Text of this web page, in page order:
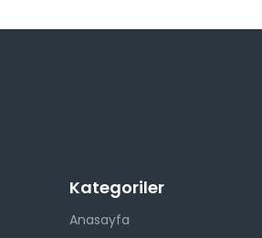
Kategoriler
Anasayfa